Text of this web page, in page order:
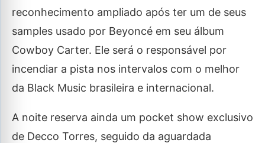
reconhecimento ampliado após ter um de seus
samples usado por Beyoncé em seu álbum
Cowboy Carter. Ele será o responsável por
incendiar a pista nos intervalos com o melhor
da Black Music brasileira e internacional.
A noite reserva ainda um pocket show exclusivo
de Decco Torres, seguido da aguardada